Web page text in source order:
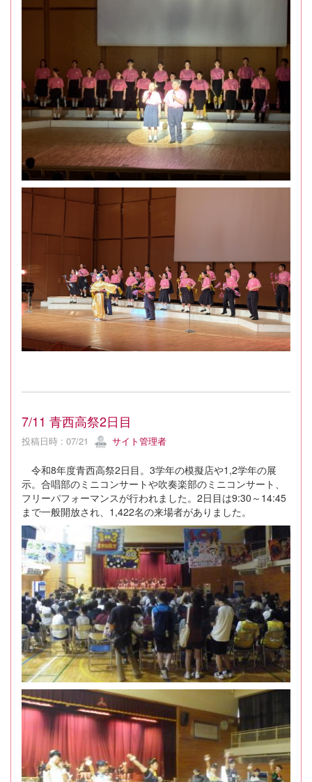
7/11 青西高祭2日目
投稿日時 : 07/21 サイト管理者
令和8年度青西高祭2日目。3学年の模擬店や1,2学年の展
示。合唱部のミニコンサートや吹奏楽部のミニコンサート、
フリーパフォーマンスが行われました。2日目は9:30～14:45
まで一般開放され、1,422名の来場者がありました。